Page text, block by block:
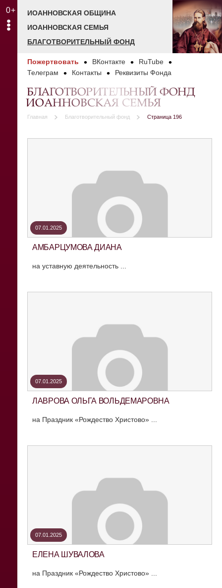
0+
ИОАННОВСКАЯ ОБЩИНА
ИОАННОВСКАЯ СЕМЬЯ
БЛАГОТВОРИТЕЛЬНЫЙ ФОНД
Пожертвовать ВКонтакте
RuTube
Телеграм
Контакты Реквизиты Фонда
БЛАГОТВОРИТЕЛЬНЫЙ ФОНД
ИОАННОВСКАЯ СЕМЬЯ
Главная Благотворительный фонд Страница 196
07.01.2025
АМБАРЦУМОВА ДИАНА
на уставную деятельность ...
07.01.2025
ЛАВРОВА ОЛЬГА ВОЛЬДЕМАРОВНА
на Праздник «Рождество Христово» ...
07.01.2025
ЕЛЕНА ШУВАЛОВА
на Праздник «Рождество Христово» ...